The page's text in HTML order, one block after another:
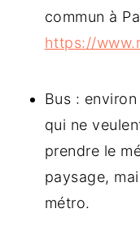
commun à
https://
Bus :
qui ne
prendre le
paysage,
métro.